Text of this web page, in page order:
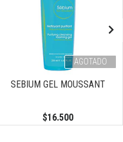
AGOTADO
SEBIUM GEL MOUSSANT
$16.500